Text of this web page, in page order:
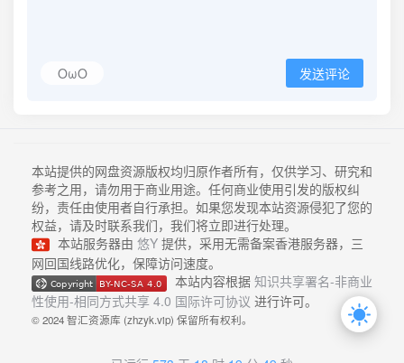
OωO 发送评论
本站提供的网盘资源版权均归原作者所有，仅供学习、研究和
参考之用，请勿用于商业用途。任何商业使用引发的版权纠
纷，责任由使用者自行承担。如果您发现本站资源侵犯了您的
权益，请及时联系我们，我们将立即进行处理。
本站服务器由 悠Y 提供，采用无需备案香港服务器，三
网回国线路优化，保障访问速度。
本站内容根据 知识共享署名-非商业
性使用-相同方式共享 4.0 国际许可协议 进行许可。
© 2024 智汇资源库 (zhzyk.vip) 保留所有权利。